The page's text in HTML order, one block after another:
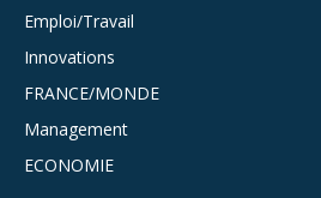
Emploi/Travail
Innovations
FRANCE/MONDE
Management
ECONOMIE